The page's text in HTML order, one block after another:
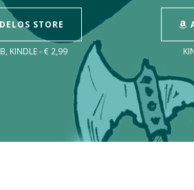
DELOS STORE
KINDLE - € 2,99